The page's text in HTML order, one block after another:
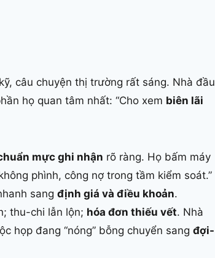
câu chuyện thị trường rất sáng. Nhà đầu
họ quan tâm nhất: “Cho xem biên lãi
mực ghi nhận rõ ràng. Họ bấm máy
phình, công nợ trong tầm kiểm soát.”
sang định giá và điều khoản.
thu-chi lẫn lộn; hóa đơn thiếu vết. Nhà
họp đang “nóng” bỗng chuyển sang đợi-